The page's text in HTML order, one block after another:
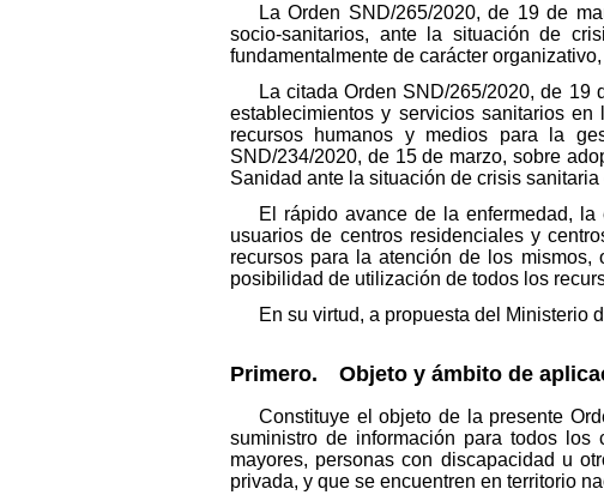
La Orden SND/265/2020, de 19 de
socio-sanitarios, ante la situación de
fundamentalmente de carácter
La citada Orden SND/265/2020, de
establecimientos y servicios sanitarios
recursos humanos y medios para la
SND/234/2020, de 15 de marzo, sobre
Sanidad ante la situación de crisis
El rápido avance de la enfermedad,
usuarios de centros residenciales y
recursos para la atención de los
posibilidad de utilización de todos los
En su virtud, a propuesta del Ministerio
Primero. Objeto y ámbito de
Constituye el objeto de la presente
suministro de información para todos los
mayores, personas con discapacidad u
privada, y que se encuentren en territorio